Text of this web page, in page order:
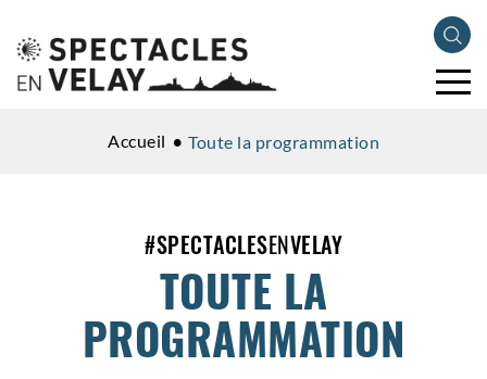
Accueil Toute la programmation
#SPECTACLESENVELAY
TOUTE LA
PROGRAMMATION